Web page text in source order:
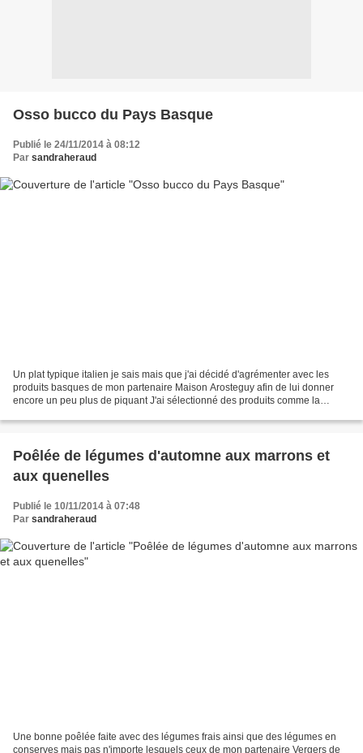
Osso bucco du Pays Basque
Publié le 24/11/2014 à 08:12
Par sandraheraud
Un plat typique italien je sais mais que j'ai décidé d'agrémenter avec les
produits basques de mon partenaire Maison Arosteguy afin de lui donner
encore un peu plus de piquant J'ai sélectionné des produits comme la
Poêlée de légumes d'automne aux marrons et
aux quenelles
Publié le 10/11/2014 à 07:48
Par sandraheraud
Une bonne poêlée faite avec des légumes frais ainsi que des légumes en
conserves mais pas n'importe lesquels ceux de mon partenaire Vergers de